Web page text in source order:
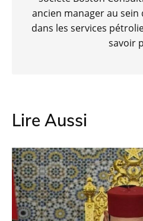
ancien manager au
dans les services
savoir
Lire Aussi